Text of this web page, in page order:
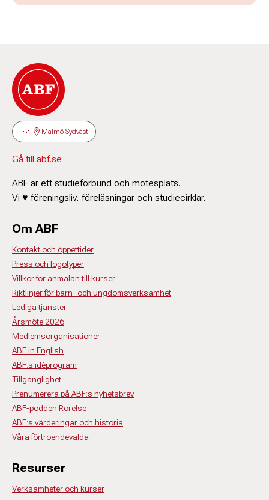
Malmö Sydväst
Gå till abf.se
ABF är ett studieförbund och mötesplats.
Vi ♥ föreningsliv, föreläsningar och studiecirklar.
Om ABF
Kontakt och öppettider
Press och logotyper
Villkor för anmälan till kurser
Riktlinjer för barn- och ungdomsverksamhet
Lediga tjänster
Årsmöte 2026
Medlemsorganisationer
ABF in English
ABF:s idéprogram
Tillgänglighet
Prenumerera på ABF:s nyhetsbrev
ABF-podden Rörelse
ABF:s värderingar och historia
Våra förtroendevalda
Resurser
Verksamheter och kurser